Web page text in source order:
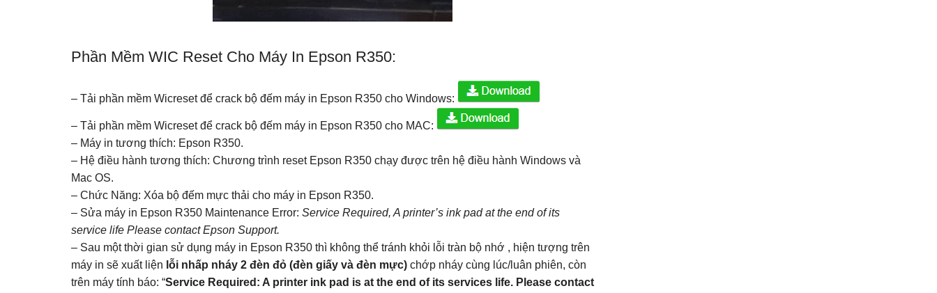
Phần Mềm WIC Reset Cho Máy In Epson R350:
– Tải phần mềm Wicreset để crack bộ đếm máy in Epson R350 cho Windows:
– Tải phần mềm Wicreset để crack bộ đếm máy in Epson R350 cho MAC:
– Máy in tương thích: Epson R350.
– Hệ điều hành tương thích: Chương trình reset Epson R350 chạy được trên hệ điều hành Windows và
Mac OS.
– Chức Năng: Xóa bộ đếm mực thải cho máy in Epson R350.
– Sửa máy in Epson R350 Maintenance Error: Service Required, A printer’s ink pad at the end of its
service life Please contact Epson Support.
– Sau một thời gian sử dụng máy in Epson R350 thì không thể tránh khỏi lỗi tràn bộ nhớ , hiện tượng trên
máy in sẽ xuất liện lỗi nhấp nháy 2 đèn đỏ (đèn giấy và đèn mực) chớp nháy cùng lúc/luân phiên, còn
trên máy tính báo: “Service Required: A printer ink pad is at the end of its services life. Please contact